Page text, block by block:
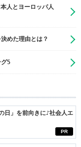
人とヨーロッパ人
めた理由とは？
グ5
PR
日」を前向きに♪社会人エ